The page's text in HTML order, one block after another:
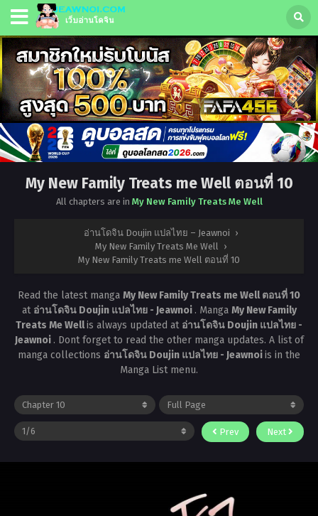
My New Family Treats me Well ตอนที่ 10
All chapters are in My New Family Treats Me Well
อ่านโดจิน Doujin แปลไทย – Jeawnoi ›
My New Family Treats Me Well ›
My New Family Treats me Well ตอนที่ 10
Read the latest manga My New Family Treats me Well ตอนที่ 10
at อ่านโดจิน Doujin แปลไทย - Jeawnoi . Manga My New Family
Treats Me Wellis always updated at อ่านโดจิน Doujin แปลไทย -
Jeawnoi . Dont forget to read the other manga updates. A list of
manga collections อ่านโดจิน Doujin แปลไทย - Jeawnoiis in the
Manga List menu.
Prev Next